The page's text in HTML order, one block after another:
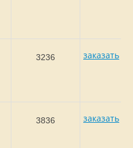
3236 заказать
3836 заказать